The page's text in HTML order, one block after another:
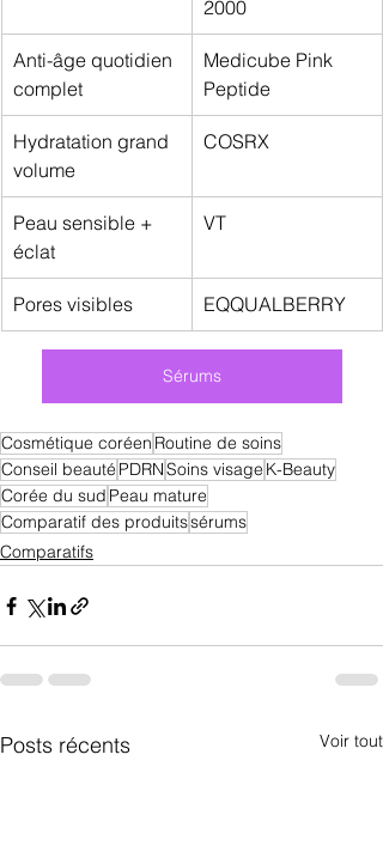
2000
Anti-âge quotidien
complet
Medicube Pink
Peptide
Hydratation grand
volume
COSRX
Peau sensible +
éclat
VT
Pores visibles EQQUALBERRY
Sérums
Cosmétique coréen Routine de soins
Conseil beauté PDRNSoins visage K-Beauty
Corée du sud Peau mature
Comparatif des produitssérums
Comparatifs
Posts récents Voir tout